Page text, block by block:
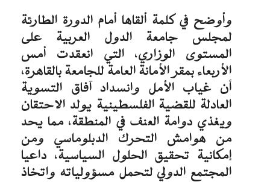
وأوضح في كلمة ألقاها أمام الدورة الطارئة
لمجلس جامعة الدول العربية على
المستوى الوزاري، التي انعقدت أمس
الأربعاء بمقر الأمانة العامة للجامعة بالقاهرة،
أن غياب الأمل وانسداد آفاق التسوية
العادلة للقضية الفلسطينية يولد الاحتقان
ويغذي دوامة العنف في المنطقة، مما يحد
من هوامش التحرك الدبلوماسي ومن
إمكانية تحقيق الحلول السياسية، داعيا
المجتمع الدولي لتحمل مسؤولياته واتخاذ